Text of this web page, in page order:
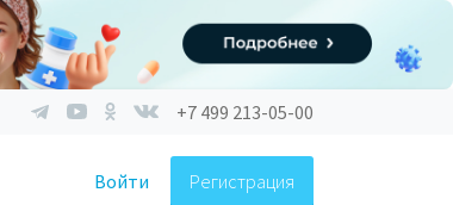
+7 499 213-05-00
Войти Регистрация